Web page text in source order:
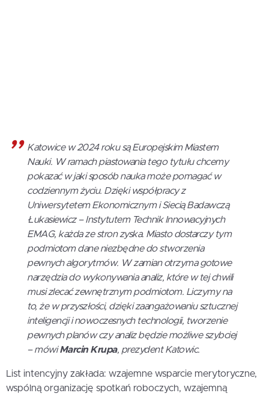
Katowice w 2024 roku są Europejskim Miastem
Nauki. W ramach piastowania tego tytułu chcemy
pokazać w jaki sposób nauka może pomagać w
codziennym życiu. Dzięki współpracy z
Uniwersytetem Ekonomicznym i Siecią Badawczą
Łukasiewicz – Instytutem Technik Innowacyjnych
EMAG, każda ze stron zyska. Miasto dostarczy tym
podmiotom dane niezbędne do stworzenia
pewnych algorytmów. W zamian otrzyma gotowe
narzędzia do wykonywania analiz, które w tej chwili
musi zlecać zewnętrznym podmiotom. Liczymy na
to, że w przyszłości, dzięki zaangażowaniu sztucznej
inteligencji i nowoczesnych technologii, tworzenie
pewnych planów czy analiz będzie możliwe szybciej
– mówiMarcin Krupa, prezydent Katowic.
List intencyjny zakłada: wzajemne wsparcie merytoryczne,
wspólną organizację spotkań roboczych, wzajemną